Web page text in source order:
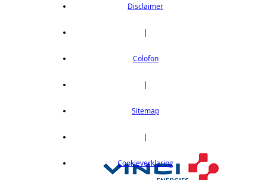
Disclaimer
|
Colofon
|
Sitemap
|
Cookieverklaring